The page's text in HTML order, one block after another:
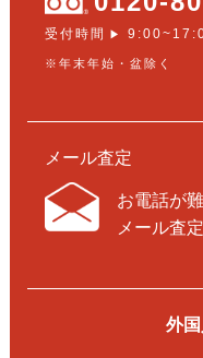
受付時間 ▶
※年末年始・盆除く
メール査定
お電話が
メール査
外国